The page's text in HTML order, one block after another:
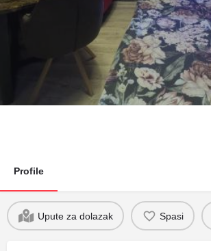
Profile
Upute za dolazak Spasi